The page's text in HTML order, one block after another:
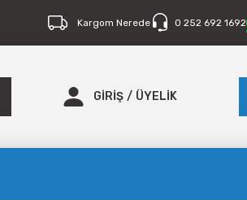
Kargom Nerede 0 252 692 1692
GİRİŞ / ÜYELİK